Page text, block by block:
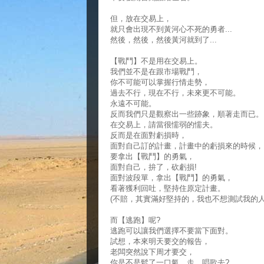
但，放在交易上，
就只會出現不到黃河心不死的勇者...
然後，然後，然後黃河就到了...
【戰鬥】不是用在交易上。
我們並不是在跟市場戰鬥，
你不可能可以掌握行情走勢，
過去不行，現在不行，未來更不可能。
永遠不可能。
反而我們只是觀察出一些跡象，順著走而已。
在交易上，請當很懦弱的懦夫。
反而是在面對虧損時，
面對自己訂的計畫，計畫中的虧損來的時候，
要拿出【戰鬥】的勇氣，
面對自己，拚了，砍虧損!
面對波段單，拿出【戰鬥】的勇氣，
看著獲利回吐，堅持住原定計畫。
(不賠，其實滿好堅持的，我也不想測試我的
而【逃跑】呢?
逃跑可以讓我們選擇不要當下面對。
試想，本來明天要交的報告，
老闆突然說下周才要交，
你是不是鬆了一口氣，走，唱歌去?